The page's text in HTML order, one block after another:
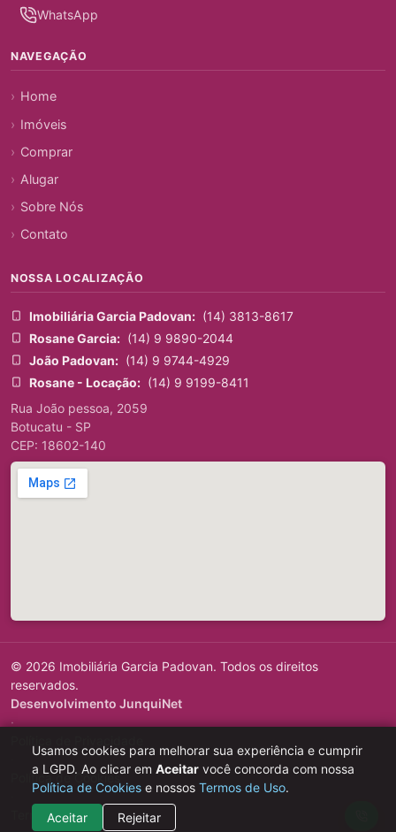
WhatsApp
NAVEGAÇÃO
Home
Imóveis
Comprar
Alugar
Sobre Nós
Contato
NOSSA LOCALIZAÇÃO
Imobiliária Garcia Padovan: (14) 3813-8617
Rosane Garcia: (14) 9 9890-2044
João Padovan: (14) 9 9744-4929
Rosane - Locação: (14) 9 9199-8411
Rua João pessoa, 2059
Botucatu - SP
CEP: 18602-140
© 2026 Imobiliária Garcia Padovan. Todos os direitos
reservados.
Desenvolvimento JunquiNet
·
Política de Cookies
Termos de Uso
Usamos cookies para melhorar sua experiência e cumprir
a LGPD. Ao clicar em Aceitar você concorda com nossa
Política de Cookies e nossos Termos de Uso.
Aceitar
Rejeitar